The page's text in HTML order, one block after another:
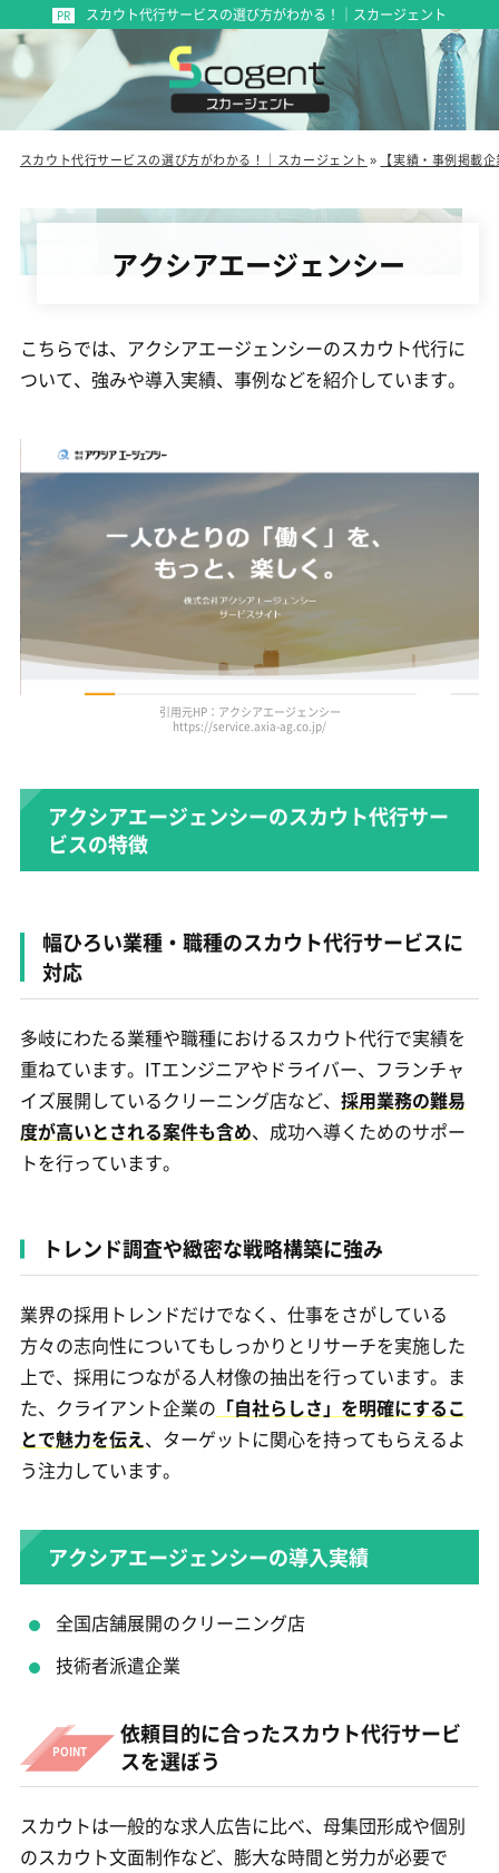
スカウト代行サービスの選び方がわかる！｜スカージェント
スカウト代行サービスの選び方がわかる！｜スカージェント » 【実績・事例掲載
アクシアエージェンシー
こちらでは、アクシアエージェンシーのスカウト代行に
ついて、強みや導入実績、事例などを紹介しています。
引用元HP：アクシアエージェンシー
https://service.axia-ag.co.jp/
アクシアエージェンシーのスカウト代行サー
ビスの特徴
幅ひろい業種・職種のスカウト代行サービスに
対応
多岐にわたる業種や職種におけるスカウト代行で実績を
重ねています。ITエンジニアやドライバー、フランチャ
イズ展開しているクリーニング店など、 採用業務の難易
度が高いとされる案件も含め、成功へ導くためのサポー
トを行っています。
トレンド調査や緻密な戦略構築に強み
業界の採用トレンドだけでなく、仕事をさがしている
方々の志向性についてもしっかりとリサーチを実施した
上で、採用につながる人材像の抽出を行っています。ま
た、クライアント企業の 「自社らしさ」を明確にするこ
とで魅力を伝え、ターゲットに関心を持ってもらえるよ
う注力しています。
アクシアエージェンシーの導入実績
全国店舗展開のクリーニング店
技術者派遣企業
依頼目的に合ったスカウト代行サービ
スを選ぼう
スカウトは一般的な求人広告に比べ、母集団形成や個別
のスカウト文面制作など、膨大な時間と労力が必要で